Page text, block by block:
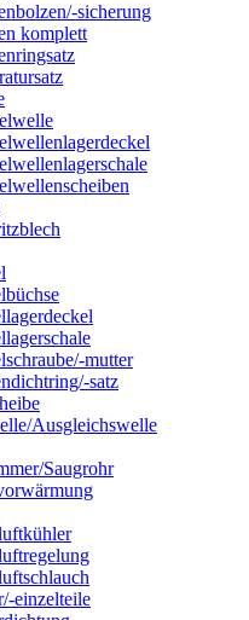
sicherung
komplett
mutter
satz
Ausgleichswelle
Saugrohr
einzelteile